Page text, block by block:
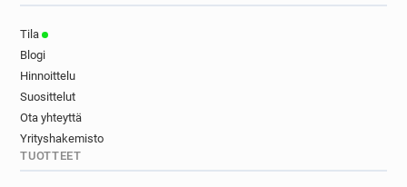
Tila
Blogi
Hinnoittelu
Suosittelut
Ota yhteyttä
Yrityshakemisto
TUOTTEET